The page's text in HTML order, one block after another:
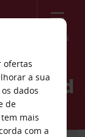
Menu
ofertas
a sua
dados
de
tem mais
com a